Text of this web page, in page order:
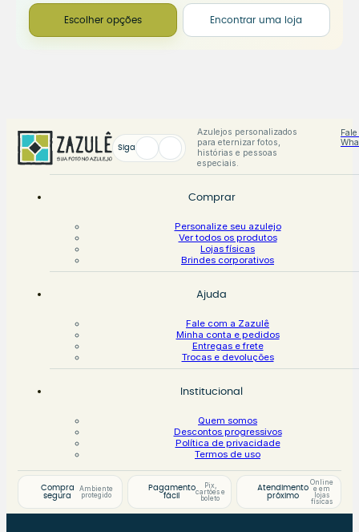
Escolher opções Encontrar uma loja
Siga
Azulejos personalizados
para eternizar fotos,
histórias e pessoas
especiais.
Comprar
Personalize seu azulejo
Ver todos os produtos
Lojas físicas
Brindes corporativos
Ajuda
Fale com a Zazulê
Minha conta e pedidos
Entregas e frete
Trocas e devoluções
Institucional
Quem somos
Descontos progressivos
Política de privacidade
Termos de uso
Compra
segura
Ambiente
protegido
Pagamento
fácil
Pix,
cartões e
boleto
Atendimento
próximo
Online
e em
lojas
físicas